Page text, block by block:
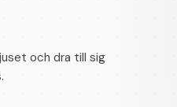
och dra till sig